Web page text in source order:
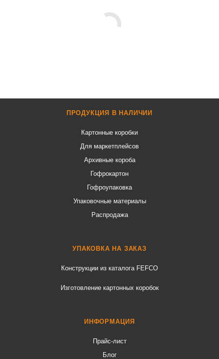
ПРОДУКЦИЯ В НАЛИЧИИ
Картонные коробки
Для маркетплейсов
Архивные короба
Гофрокартон
Гофроупаковка
Упаковочные материалы
Распродажа
УПАКОВКА НА ЗАКАЗ
Конструкции из каталога FEFCO
Изготовление картонных коробок
ИНФОРМАЦИЯ
Прайс-лист
Блог